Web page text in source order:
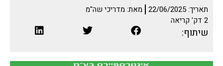
תאריך:22/06/2025 מאת: מדריכי שה"מ
2 דק' קריאה
שיתוף: